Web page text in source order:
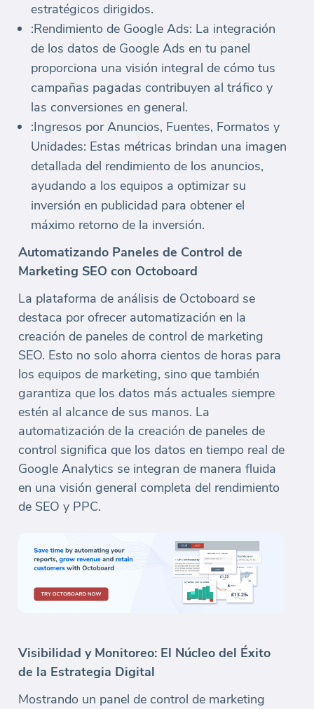
estratégicos dirigidos.
:Rendimiento de Google Ads: La integración
de los datos de Google Ads en tu panel
proporciona una visión integral de cómo tus
campañas pagadas contribuyen al tráfico y
las conversiones en general.
:Ingresos por Anuncios, Fuentes, Formatos y
Unidades: Estas métricas brindan una imagen
detallada del rendimiento de los anuncios,
ayudando a los equipos a optimizar su
inversión en publicidad para obtener el
máximo retorno de la inversión.
Automatizando Paneles de Control de
Marketing SEO con Octoboard
La plataforma de análisis de Octoboard se
destaca por ofrecer automatización en la
creación de paneles de control de marketing
SEO. Esto no solo ahorra cientos de horas para
los equipos de marketing, sino que también
garantiza que los datos más actuales siempre
estén al alcance de sus manos. La
automatización de la creación de paneles de
control significa que los datos en tiempo real de
Google Analytics se integran de manera fluida
en una visión general completa del rendimiento
de SEO y PPC.
Visibilidad y Monitoreo: El Núcleo del Éxito
de la Estrategia Digital
Mostrando un panel de control de marketing